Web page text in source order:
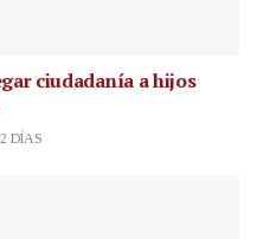
ciudadanía a hijos
DÍAS